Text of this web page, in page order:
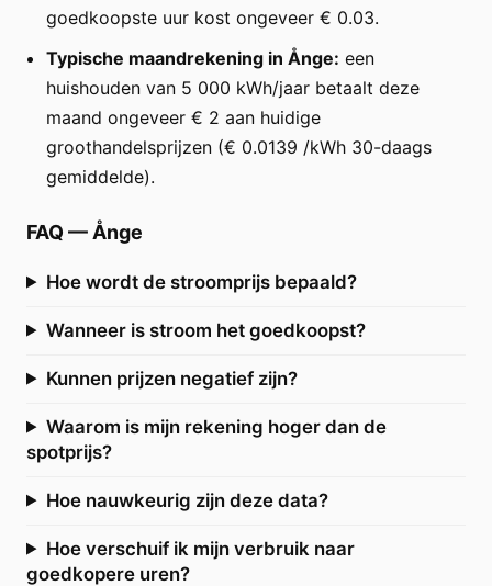
goedkoopste uur kost ongeveer € 0.03.
Typische maandrekening in Ånge: een
huishouden van 5 000 kWh/jaar betaalt deze
maand ongeveer € 2 aan huidige
groothandelsprijzen (€ 0.0139 /kWh 30-daags
gemiddelde).
FAQ — Ånge
Hoe wordt de stroomprijs bepaald?
Wanneer is stroom het goedkoopst?
Kunnen prijzen negatief zijn?
Waarom is mijn rekening hoger dan de
spotprijs?
Hoe nauwkeurig zijn deze data?
Hoe verschuif ik mijn verbruik naar
goedkopere uren?